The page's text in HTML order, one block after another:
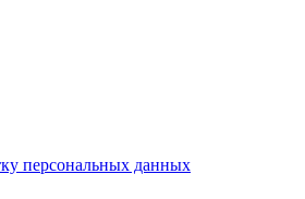
персональных данных